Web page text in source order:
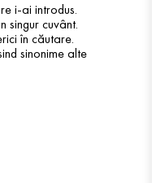
i-ai introdus.
singur cuvânt.
în căutare.
sinonime alte